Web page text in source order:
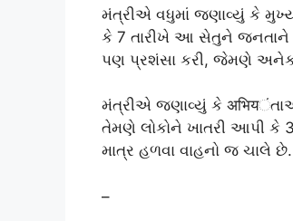
મંત્રીએ વધુમાં જણાવ્યું કે
કે 7 તારીખે આ સેતુને જનતાને
પણ પ્રશંસા કરી, જેમણે અનેક
મંત્રીએ જણાવ્યું કે
તેમણે લોકોને ખાતરી આપી કે
માત્ર હળવા વાહનો જ ચાલે છે.
–